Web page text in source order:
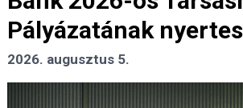
Pályázatának
2026. augusztus 5.